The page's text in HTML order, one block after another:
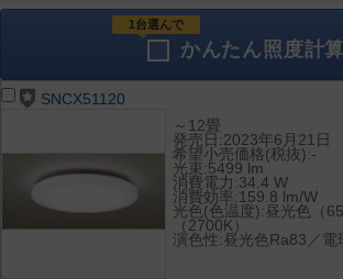
1台選んで
かんたん 照度計算
SNCX51120
～12畳
発売日:2023年6月21日
希望小売価格(税抜):-
光束:5499 lm
消費電力:34.4 W
消費効率:159.8 lm/W
光色(色温度):昼光色（
（2700K）
演色性:昼光色Ra83／電